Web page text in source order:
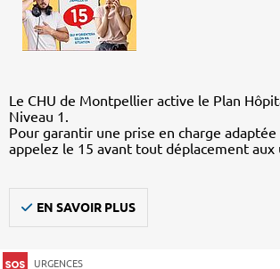
Le CHU de Montpellier active le Plan
Niveau 1.
Pour garantir une prise en charge adaptée
appelez le 15 avant tout déplacement aux
EN SAVOIR PLUS
URGENCES